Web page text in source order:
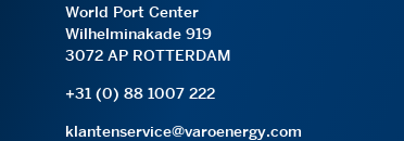
World Port Center
Wilhelminakade 919
3072 AP ROTTERDAM
+31 (0) 88 1007 222
klantenservice@varoenergy.com